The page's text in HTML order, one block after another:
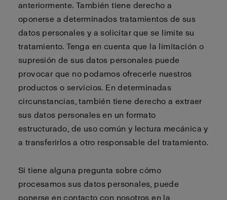
anteriormente. También tiene derecho a
oponerse a determinados tratamientos de sus
datos personales y a solicitar que se limite su
tratamiento. Tenga en cuenta que la limitación o
supresión de sus datos personales puede
provocar que no podamos ofrecerle nuestros
productos o servicios. En determinadas
circunstancias, también tiene derecho a extraer
sus datos personales en un formato
estructurado, de uso común y lectura mecánica y
a transferirlos a otro responsable del tratamiento.
Si tiene alguna pregunta sobre cómo
procesamos sus datos personales, puede
ponerse en contacto con nosotros en la